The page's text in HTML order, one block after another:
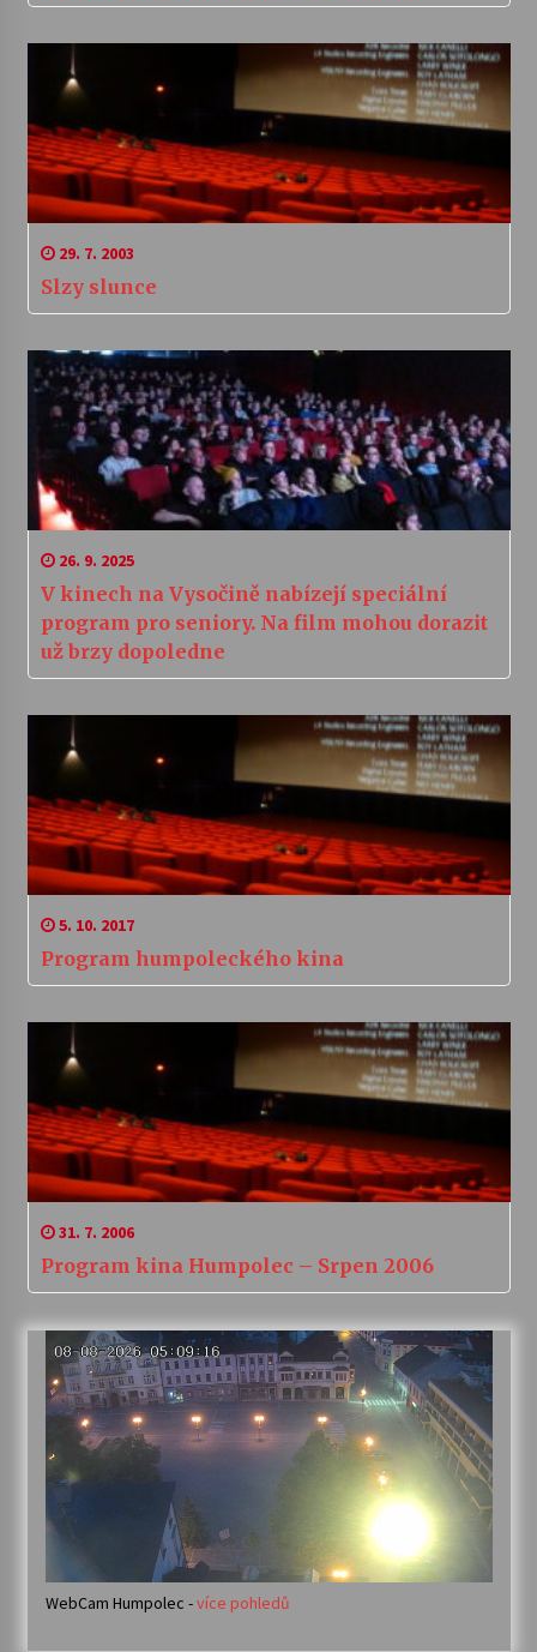
29. 7. 2003
Slzy slunce
26. 9. 2025
V kinech na Vysočině nabízejí speciální
program pro seniory. Na film mohou dorazit
už brzy dopoledne
5. 10. 2017
Program humpoleckého kina
31. 7. 2006
Program kina Humpolec – Srpen 2006
WebCam Humpolec -více pohledů